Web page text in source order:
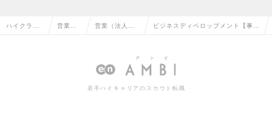
ハイクラス 営業系 営業（法人向 ビジネスディベロップメント【事業
若手ハイキャリアのスカウト転職